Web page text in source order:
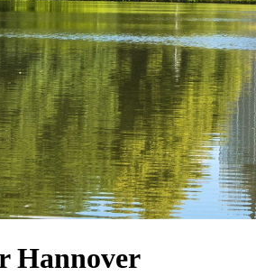
Hannover